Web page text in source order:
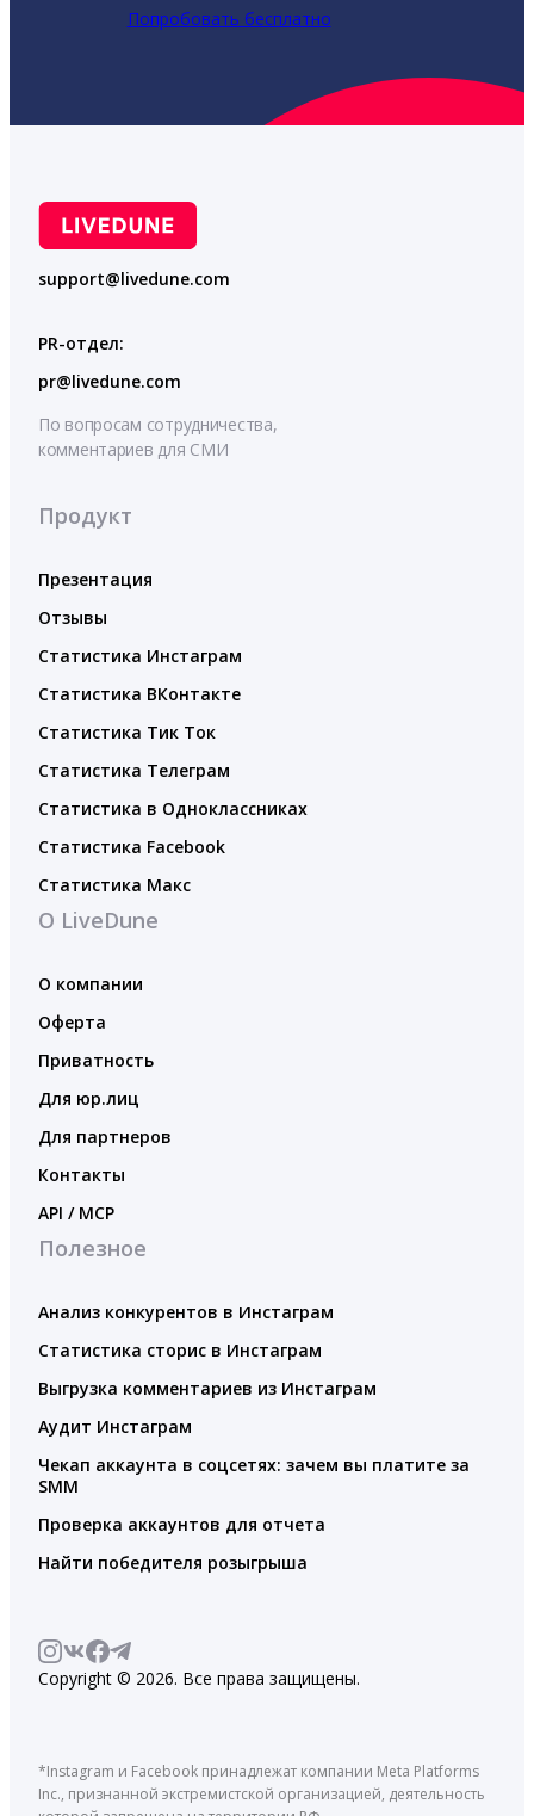
Попробовать бесплатно
support@livedune.com
PR-отдел:
pr@livedune.com
По вопросам сотрудничества,
комментариев для СМИ
Продукт
Презентация
Отзывы
Статистика Инстаграм
Статистика ВКонтакте
Статистика Тик Ток
Статистика Телеграм
Статистика в Одноклассниках
Статистика Facebook
Статистика Макс
О LiveDune
О компании
Оферта
Приватность
Для юр.лиц
Для партнеров
Контакты
API / MCP
Полезное
Анализ конкурентов в Инстаграм
Статистика сторис в Инстаграм
Выгрузка комментариев из Инстаграм
Аудит Инстаграм
Чекап аккаунта в соцсетях: зачем вы платите за
SMM
Проверка аккаунтов для отчета
Найти победителя розыгрыша
Copyright © 2026. Все права защищены.
*Instagram и Facebook принадлежат компании Meta Platforms
Inc., признанной экстремистской организацией, деятельность